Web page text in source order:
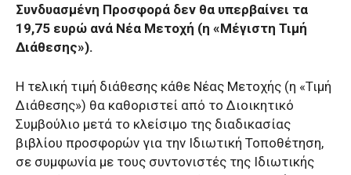
Συνδυασμένη Προσφορά δεν θα υπερβαίνει τα
19,75 ευρώ ανά Νέα Μετοχή (η «Μέγιστη Τιμή
Διάθεσης»).
Η τελική τιμή διάθεσης κάθε Νέας Μετοχής (η «Τιμή
Διάθεσης») θα καθοριστεί από το Διοικητικό
Συμβούλιο μετά το κλείσιμο της διαδικασίας
βιβλίου προσφορών για την Ιδιωτική Τοποθέτηση,
σε συμφωνία με τους συντονιστές της Ιδιωτικής